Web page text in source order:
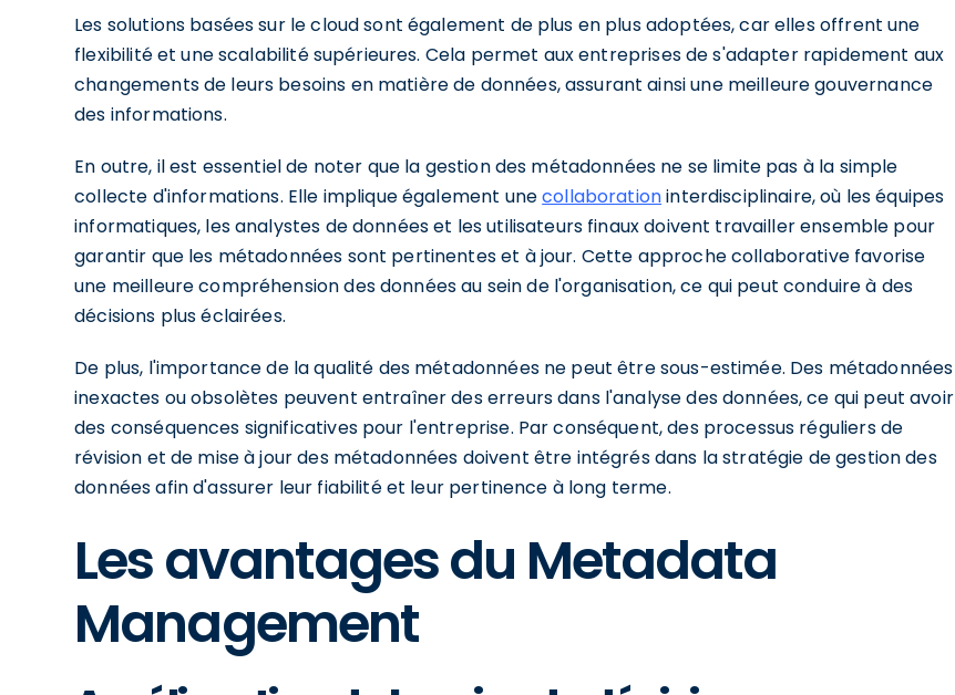
Les solutions basées sur le cloud sont également de plus en plus adoptées, car elles offrent une
flexibilité et une scalabilité supérieures. Cela permet aux entreprises de s'adapter rapidement aux
changements de leurs besoins en matière de données, assurant ainsi une meilleure gouvernance
des informations.
En outre, il est essentiel de noter que la gestion des métadonnées ne se limite pas à la simple
collecte d'informations. Elle implique également unecollaborationinterdisciplinaire, où les équipes
informatiques, les analystes de données et les utilisateurs finaux doivent travailler ensemble pour
garantir que les métadonnées sont pertinentes et à jour. Cette approche collaborative favorise
une meilleure compréhension des données au sein de l'organisation, ce qui peut conduire à des
décisions plus éclairées.
De plus, l'importance de la qualité des métadonnées ne peut être sous-estimée. Des métadonnées
inexactes ou obsolètes peuvent entraîner des erreurs dans l'analyse des données, ce qui peut avoir
des conséquences significatives pour l'entreprise. Par conséquent, des processus réguliers de
révision et de mise à jour des métadonnées doivent être intégrés dans la stratégie de gestion des
données afin d'assurer leur fiabilité et leur pertinence à long terme.
Les avantages du Metadata
Management